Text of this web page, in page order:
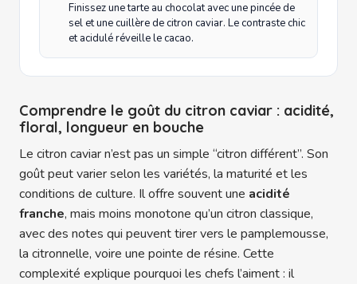
Finissez une tarte au chocolat avec une pincée de
sel et une cuillère de citron caviar. Le contraste chic
et acidulé réveille le cacao.
Comprendre le goût du citron caviar : acidité,
floral, longueur en bouche
Le citron caviar n’est pas un simple “citron différent”. Son
goût peut varier selon les variétés, la maturité et les
conditions de culture. Il offre souvent une acidité
franche, mais moins monotone qu’un citron classique,
avec des notes qui peuvent tirer vers le pamplemousse,
la citronnelle, voire une pointe de résine. Cette
complexité explique pourquoi les chefs l’aiment : il